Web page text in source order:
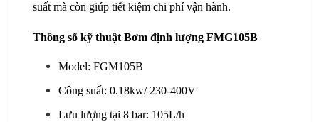
suất mà còn giúp tiết kiệm chi phí vận hành.
Thông số kỹ thuật Bơm định lượng FMG105B
Model: FGM105B
Công suất: 0.18kw/ 230-400V
Lưu lượng tại 8 bar: 105L/h